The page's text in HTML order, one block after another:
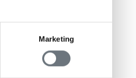
Marketing